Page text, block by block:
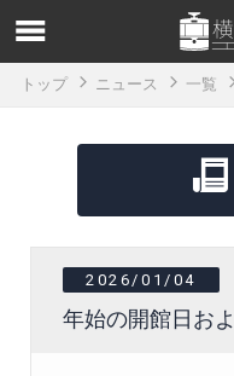
トップ ニュース 一覧
2026/01/04
年始の開館日お